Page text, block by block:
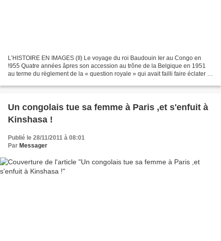
L’HISTOIRE EN IMAGES (II) Le voyage du roi Baudouin Ier au Congo en
!955 Quatre années âpres son accession au trône de la Belgique en 1951
au terme du règlement de la « question royale » qui avait failli faire éclater la
Un congolais tue sa femme à Paris ,et s'enfuit à
Kinshasa !
Publié le 28/11/2011 à 08:01
Par Messager